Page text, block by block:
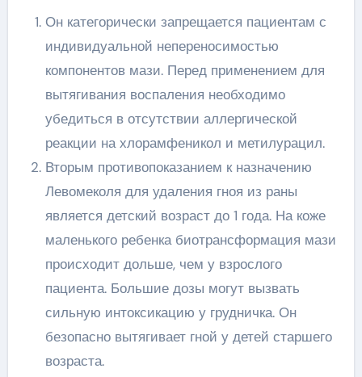
Он категорически запрещается пациентам с
индивидуальной непереносимостью
компонентов мази. Перед применением для
вытягивания воспаления необходимо
убедиться в отсутствии аллергической
реакции на хлорамфеникол и метилурацил.
Вторым противопоказанием к назначению
Левомеколя для удаления гноя из раны
является детский возраст до 1 года. На коже
маленького ребенка биотрансформация мази
происходит дольше, чем у взрослого
пациента. Большие дозы могут вызвать
сильную интоксикацию у грудничка. Он
безопасно вытягивает гной у детей старшего
возраста.